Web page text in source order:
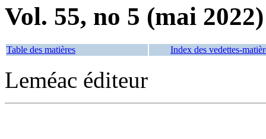
Vol. 55, no 5 (mai 2022)
Table des matières Index des vedettes-
Leméac éditeur